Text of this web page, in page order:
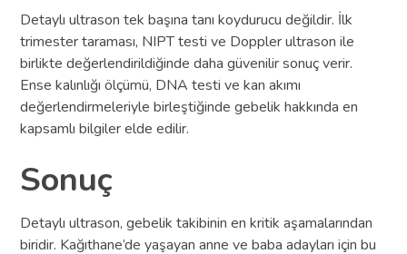
Detaylı ultrason tek başına tanı koydurucu değildir. İlk
trimester taraması, NIPT testi ve Doppler ultrason ile
birlikte değerlendirildiğinde daha güvenilir sonuç verir.
Ense kalınlığı ölçümü, DNA testi ve kan akımı
değerlendirmeleriyle birleştiğinde gebelik hakkında en
kapsamlı bilgiler elde edilir.
Sonuç
Detaylı ultrason, gebelik takibinin en kritik aşamalarından
biridir. Kağıthane’de yaşayan anne ve baba adayları için bu